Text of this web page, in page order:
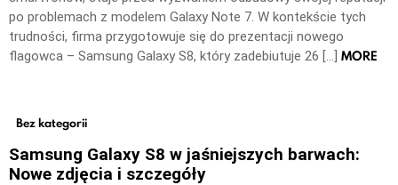
po problemach z modelem Galaxy Note 7. W kontekście tych
trudności, firma przygotowuje się do prezentacji nowego
flagowca – Samsung Galaxy S8, który zadebiutuje 26 […] MORE
Bez kategorii
Samsung Galaxy S8 w jaśniejszych barwach:
Nowe zdjęcia i szczegóły